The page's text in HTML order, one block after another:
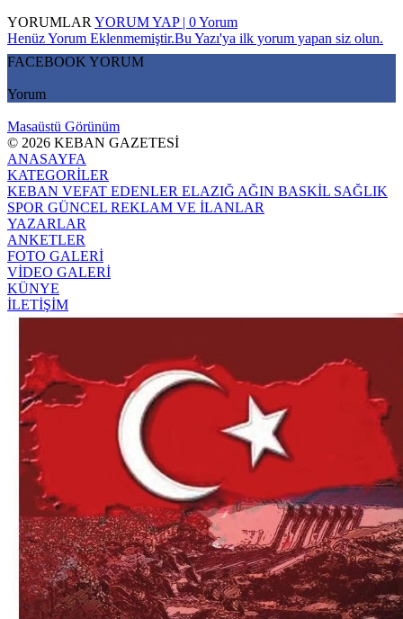
YORUMLAR YORUM YAP | 0 Yorum
Henüz Yorum Eklenmemiştir.Bu Yazı'ya ilk yorum yapan siz olun.
FACEBOOK YORUM
Yorum
Masaüstü Görünüm
© 2026 KEBAN GAZETESİ
ANASAYFA
KATEGORİLER
KEBAN VEFAT EDENLER ELAZIĞ AĞIN BASKİL SAĞLIK
SPOR GÜNCEL REKLAM VE İLANLAR
YAZARLAR
ANKETLER
FOTO GALERİ
VİDEO GALERİ
KÜNYE
İLETİŞİM